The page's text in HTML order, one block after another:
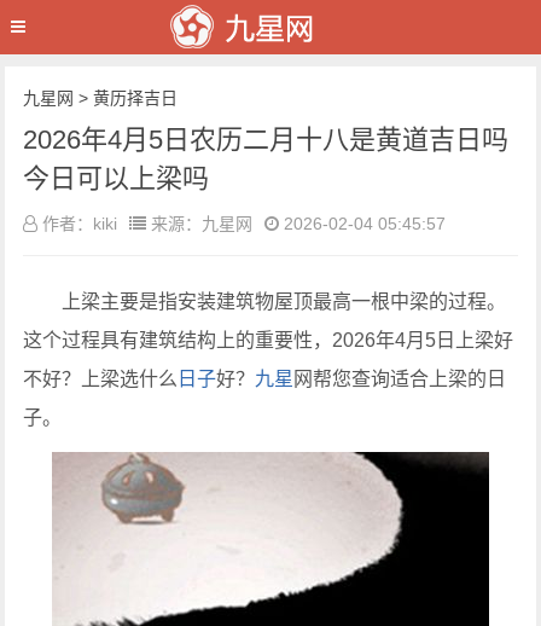
九星网 >黄历择吉日
2026年4月5日农历二月十八是黄道吉日吗
今日可以上梁吗
作者：kiki 来源：九星网 2026-02-04 05:45:57
上梁主要是指安装建筑物屋顶最高一根中梁的过程。
这个过程具有建筑结构上的重要性，2026年4月5日上梁好
不好？上梁选什么 日子好？ 九星 网帮您查询适合上梁的日
子。